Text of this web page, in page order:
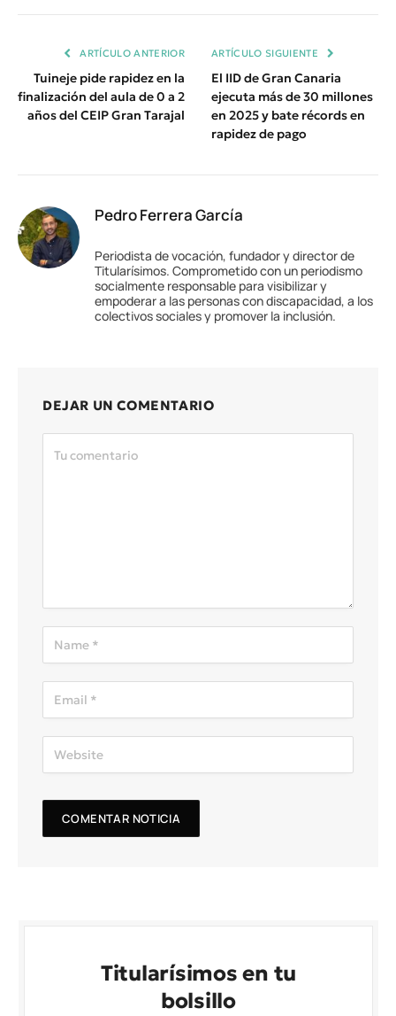
ARTÍCULO ANTERIOR
Tuineje pide rapidez en la
finalización del aula de 0 a 2
años del CEIP Gran Tarajal
ARTÍCULO SIGUIENTE
El IID de Gran Canaria
ejecuta más de 30 millones
en 2025 y bate récords en
rapidez de pago
Pedro Ferrera García
Periodista de vocación, fundador y director de
Titularísimos. Comprometido con un periodismo
socialmente responsable para visibilizar y
empoderar a las personas con discapacidad, a los
colectivos sociales y promover la inclusión.
DEJAR UN COMENTARIO
Titularísimos en tu
bolsillo